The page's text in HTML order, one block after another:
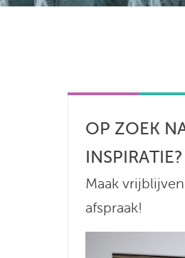
OP ZOEK
INSPIRATIE?
Maak
afspraak!